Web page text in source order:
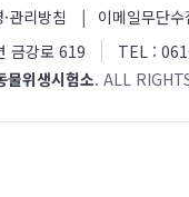
관리방침
이메일무단
금강로 619
TEL :
물위생시험소. ALL